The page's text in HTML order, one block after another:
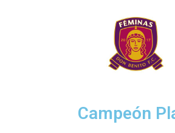
Campeón